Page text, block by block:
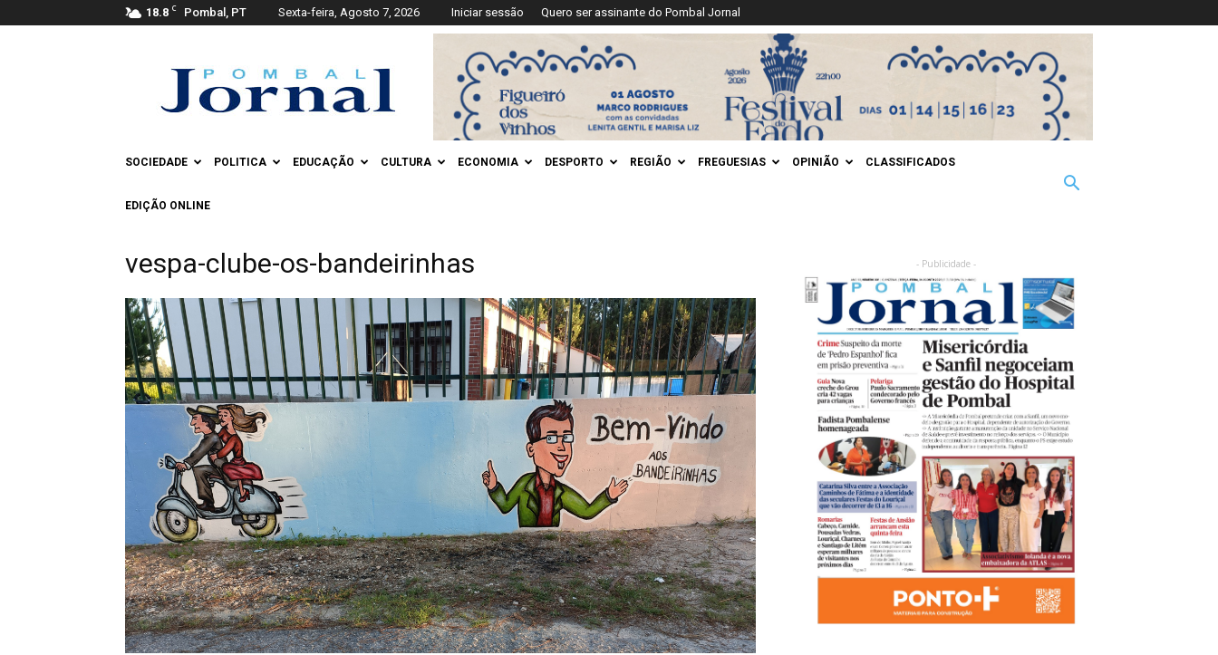
18.8 C Pombal, PT Sexta-feira, Agosto 7, 2026 Iniciar sessão Quero ser assinante do Pombal Jornal
Jornal
SOCIEDADE POLITICA EDUCAÇÃO CULTURA ECONOMIA DESPORTO REGIÃO FREGUESIAS OPINIÃO CLASSIFICADOS
EDIÇÃO ONLINE
vespa-clube-os-bandeirinhas - Publicidade -